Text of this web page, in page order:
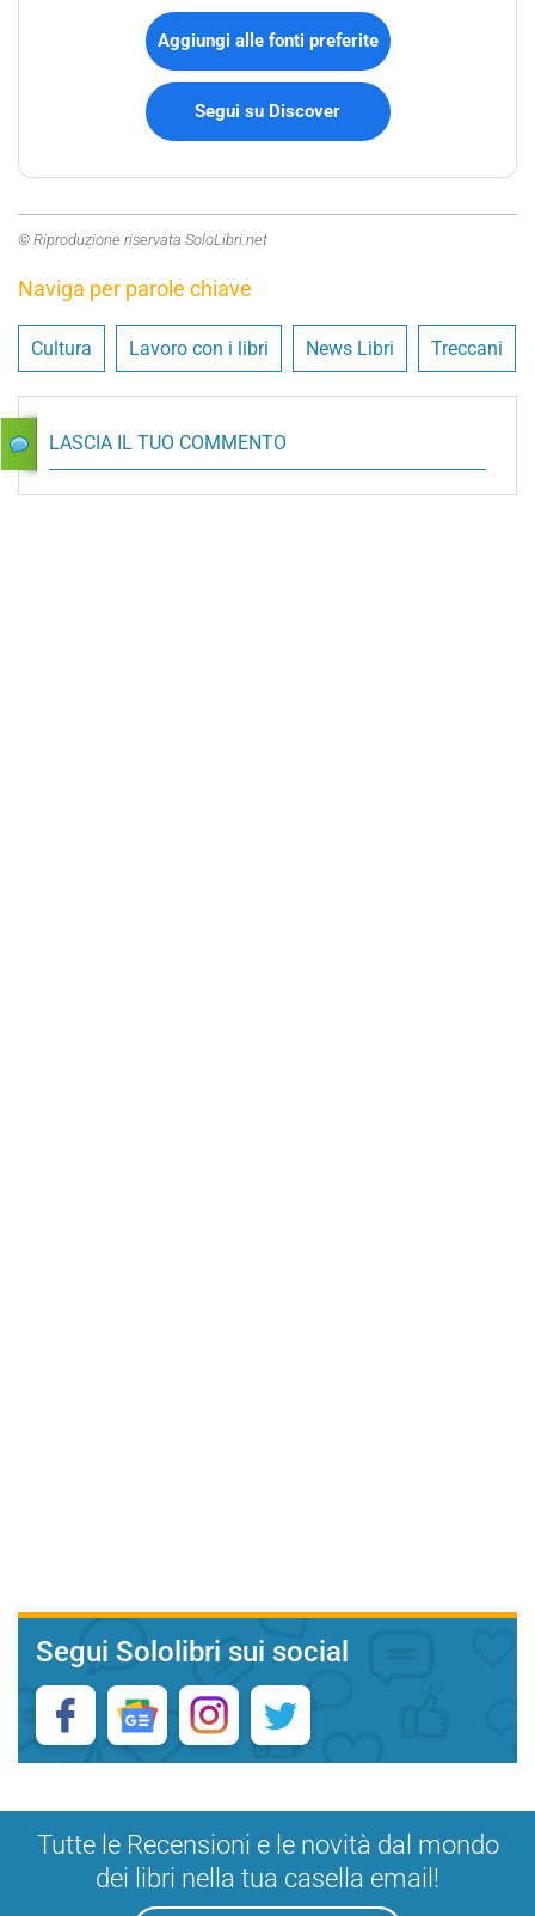
Aggiungi alle fonti preferite
Segui su Discover
© Riproduzione riservata SoloLibri.net
Naviga per parole chiave
Cultura Lavoro con i libri News Libri Treccani
LASCIA IL TUO COMMENTO
Segui Sololibri sui social
Tutte le Recensioni e le novità dal mondo
dei libri nella tua casella email!